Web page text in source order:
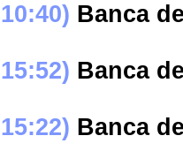
Banca
Banca
Banca